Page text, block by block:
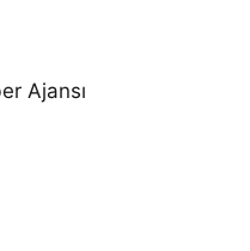
Ajansı